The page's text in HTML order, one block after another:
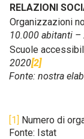
RELAZIONI
Organizzazioni
10.000 abitanti –
Scuole
2020[2]
Fonte: nostra
[1] Numero di
Fonte: Istat